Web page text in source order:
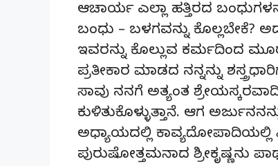
ಆಚಾರ್ಯ ಎಲ್ಲಾ ಹತ್ತಿರದ
ಬಂಧು – ಬಳಗವನ್ನು ಕೊಲ್ಲಬೇಕೆ?
ಇವರನ್ನು ಕೊಲ್ಲುವ ಕರ್ಮದಿಂದ
ಪ್ರತೀಕಾರ ಮಾಡದ ನನ್ನನ್ನು
ಸಾವು ನನಗೆ ಅತ್ಯಂತ
ಕುಳಿತುಕೊಳ್ಳುತ್ತಾನೆ. ಆಗ
ಅಧ್ಯಾಯದಲ್ಲಿ ಕಾವ್ಯದೋಪಾದಿಯಲ್ಲಿ
ಪುರುಷೋತ್ತಮನಾದ